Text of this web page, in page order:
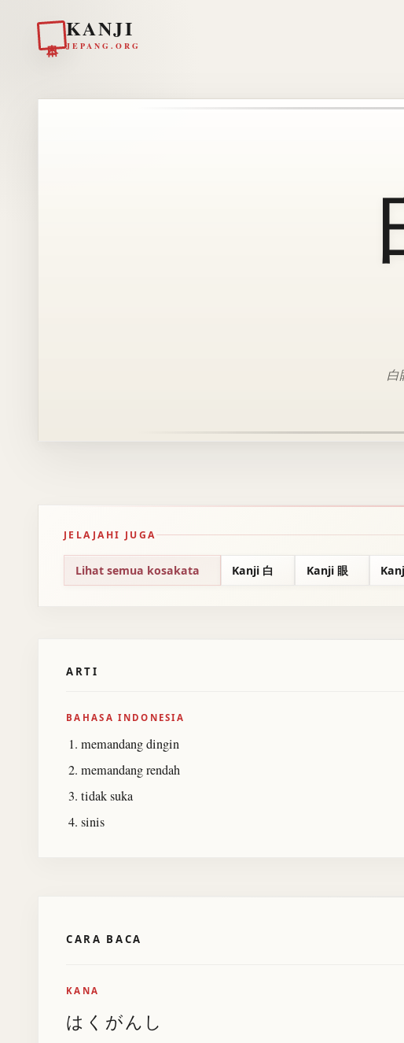
KANJI
JEPANG.ORG
白
JELAJAHI JUGA
Lihat semua kosakata Kanji 白 Kanji 眼
ARTI
BAHASA INDONESIA
memandang dingin
memandang rendah
tidak suka
sinis
CARA BACA
KANA
はくがんし